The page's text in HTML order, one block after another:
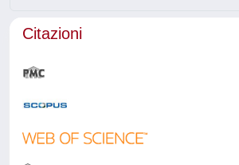
Citazioni